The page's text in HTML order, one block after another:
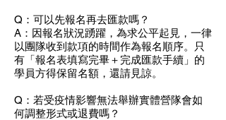
Q：可以先報名再去匯款嗎？
A：因報名狀況踴躍，為求公平起見，一律
以團隊收到款項的時間作為報名順序。只
有「報名表填寫完畢＋完成匯款手續」的
學員方得保留名額，還請見諒。
Q：若受疫情影響無法舉辦實體營隊會如
何調整形式或退費嗎？